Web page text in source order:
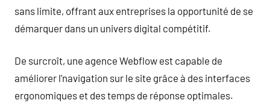
sans limite, offrant aux entreprises la opportunité de se
démarquer dans un univers digital compétitif.
De surcroît, une agence Webflow est capable de
améliorer l’navigation sur le site grâce à des interfaces
ergonomiques et des temps de réponse optimales.